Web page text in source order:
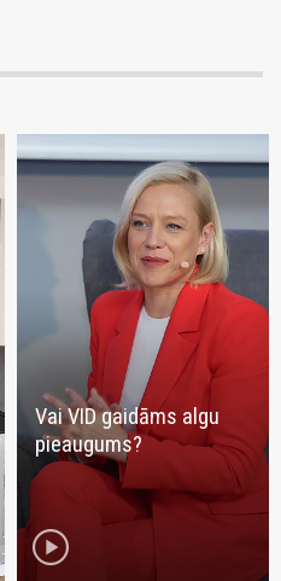
Vai VID gaidāms algu
pieaugums?
play_circle